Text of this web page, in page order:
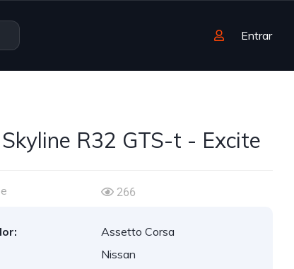
Entrar
R32 GTS-t - Excite
266
Assetto Corsa
Nissan